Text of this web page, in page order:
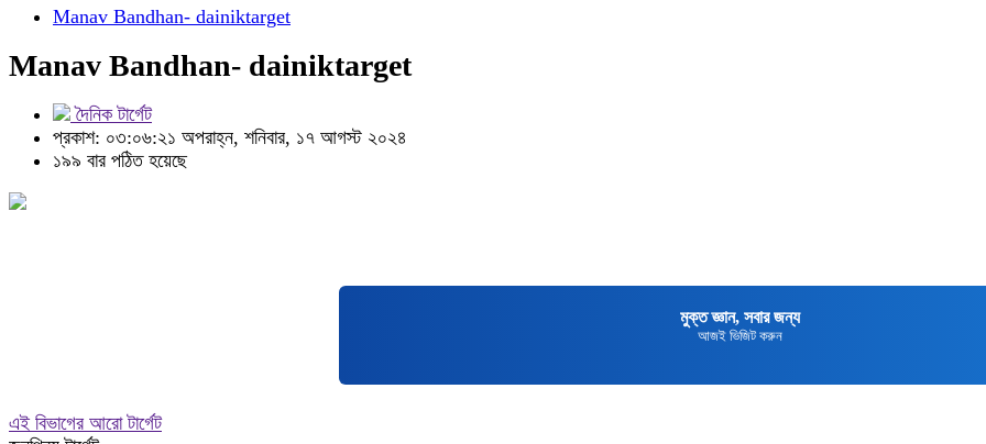
Manav Bandhan- dainiktarget
Manav Bandhan- dainiktarget
দৈনিক টার্গেট
প্রকাশ: ০৩:০৬:২১ অপরাহ্ন, শনিবার, ১৭ আগস্ট ২০২৪
১৯৯ বার পঠিত হয়েছে
মুক্তপিডিয়া
এই বিভাগের আরো টার্গেট